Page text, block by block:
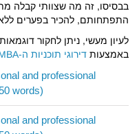
בבסיסו, זה מה שצוותי קבלה
התפתחותם, להכיר בפערים
לעיון מעשי, ניתן לחקור
באמצעות דירוגי תוכניות ה-MBA המובילות שלנו
and professional
words)
and professional